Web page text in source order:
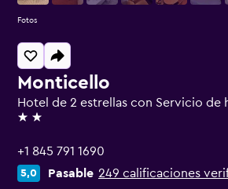
Monticello
Hotel de 2 estrellas con Servicio de
2 estrellas
+1 845 791 1690
5,0 Pasable 249 calificaciones
Fotos